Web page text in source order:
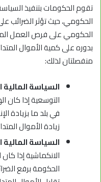
تقوم الحكومات بتنفيذ
الحكومي، حيث تؤثر الضرائب
الحكومي على فرص العمل
بدوره على كمية الأموال
منفصلتان لذلك:
السياسة
التوسعية إذا كان
في بلد ما بزيادة
زيادة الأموال
السياسة
الانكماشية إذا
الحكومة برفع